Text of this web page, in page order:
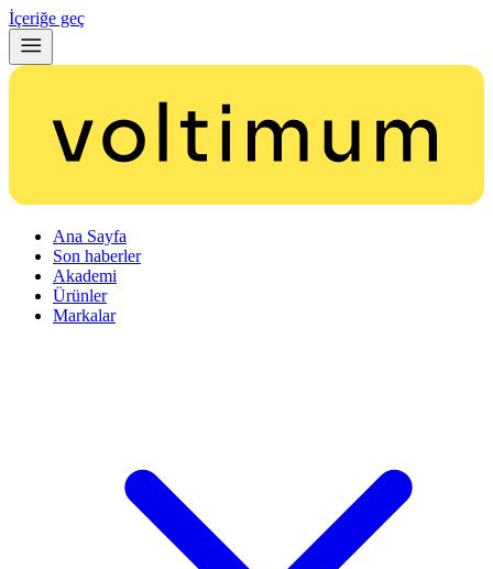
İçeriğe geç
Ana Sayfa
Son haberler
Akademi
Ürünler
Markalar